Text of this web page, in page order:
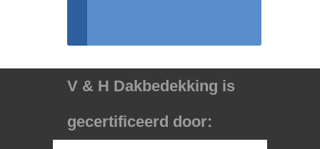
V & H Dakbedekking is
gecertificeerd door: